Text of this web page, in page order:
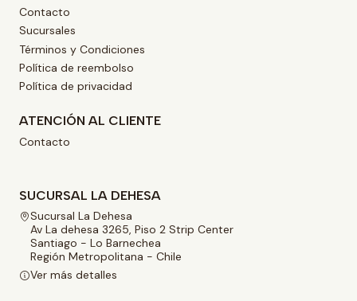
Contacto
Sucursales
Términos y Condiciones
Política de reembolso
Política de privacidad
ATENCIÓN AL CLIENTE
Contacto
SUCURSAL LA DEHESA
Sucursal La Dehesa
Av La dehesa 3265, Piso 2 Strip Center
Santiago - Lo Barnechea
Región Metropolitana - Chile
Ver más detalles